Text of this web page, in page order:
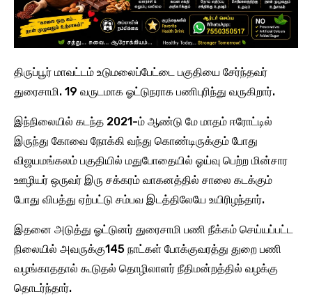
திருப்பூர் மாவட்டம் உடுமலைப்பேட்டை பகுதியை சேர்ந்தவர்
துரைசாமி. 19 வருடமாக ஓட்டுநராக பணிபுரிந்து வருகிறார்.
இந்நிலையில் கடந்த 2021-ம் ஆண்டு மே மாதம் ஈரோட்டில்
இருந்து கோவை நோக்கி வந்து கொண்டிருக்கும் போது
விஜயமங்கலம் பகுதியில் மதுபோதையில் ஓய்வு பெற்ற மின்சார
ஊழியர் ஒருவர் இரு சக்கரம் வாகனத்தில் சாலை கடக்கும்
போது விபத்து ஏற்பட்டு சம்பவ இடத்திலேயே உயிரிழந்தார்.
இதனை அடுத்து ஓட்டுனர் துரைசாமி பணி நீக்கம் செய்யப்பட்ட
நிலையில் அவருக்கு145 நாட்கள் போக்குவரத்து துறை பணி
வழங்காததால் கூடுதல் தொழிலாளர் நீதிமன்றத்தில் வழக்கு
தொடர்ந்தார்.